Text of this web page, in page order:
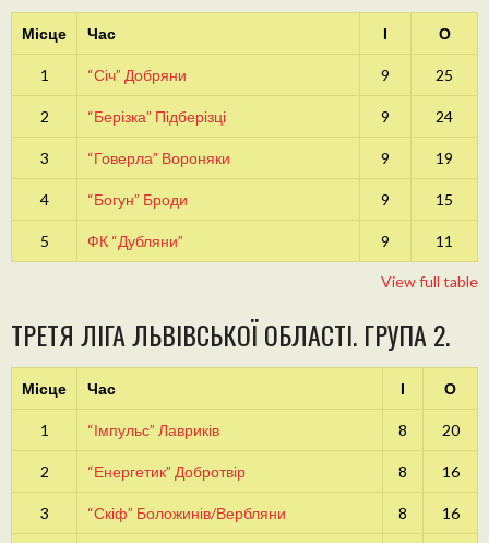
Місце Час І О
1 “Січ” Добряни 9 25
2 “Берізка” Підберізці 9 24
3 “Говерла” Вороняки 9 19
4 “Богун” Броди 9 15
5 ФК “Дубляни” 9 11
View full table
ТРЕТЯ ЛІГА ЛЬВІВСЬКОЇ ОБЛАСТІ. ГРУПА 2.
Місце Час І О
1 “Імпульс” Лавриків 8 20
2 “Енергетик” Добротвір 8 16
3 “Скіф” Боложинів/Вербляни 8 16